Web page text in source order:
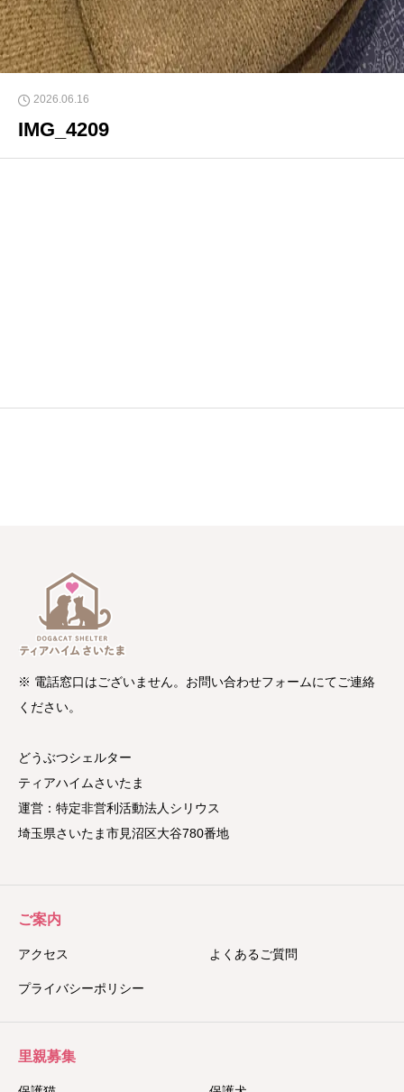
2026.06.16
IMG_4209
※ 電話窓口はございません。お問い合わせフォームにてご連絡
ください。
どうぶつシェルター
ティアハイムさいたま
運営：特定非営利活動法人シリウス
埼玉県さいたま市見沼区大谷780番地
ご案内
アクセス よくあるご質問
プライバシーポリシー
里親募集